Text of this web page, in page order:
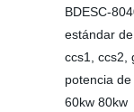
BDESC-
estándar
ccs1, ccs2,
potencia de
60kw 80kw